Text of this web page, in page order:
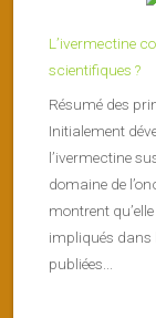
L’ivermectine
scientifiques ?
Résumé des
Initialement
l’ivermectine
domaine de
montrent
impliqués dans
publiées...